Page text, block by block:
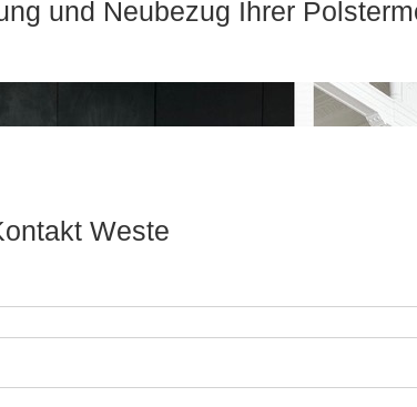
und Neubezug Ihrer
Weste